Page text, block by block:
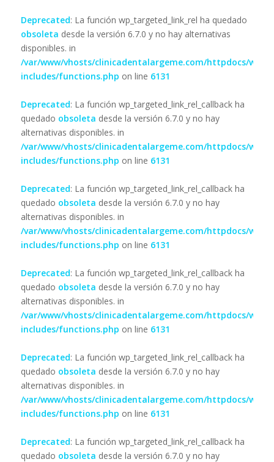
Deprecated: La función wp_targeted_link_rel ha quedado
obsoleta desde la versión 6.7.0 y no hay alternativas
disponibles. in
/var/www/vhosts/clinicadentalargeme.com/httpdocs/wp-
includes/functions.php on line 6131
Deprecated: La función wp_targeted_link_rel_callback ha
quedado obsoleta desde la versión 6.7.0 y no hay
alternativas disponibles. in
/var/www/vhosts/clinicadentalargeme.com/httpdocs/wp-
includes/functions.php on line 6131
Deprecated: La función wp_targeted_link_rel_callback ha
quedado obsoleta desde la versión 6.7.0 y no hay
alternativas disponibles. in
/var/www/vhosts/clinicadentalargeme.com/httpdocs/wp-
includes/functions.php on line 6131
Deprecated: La función wp_targeted_link_rel_callback ha
quedado obsoleta desde la versión 6.7.0 y no hay
alternativas disponibles. in
/var/www/vhosts/clinicadentalargeme.com/httpdocs/wp-
includes/functions.php on line 6131
Deprecated: La función wp_targeted_link_rel_callback ha
quedado obsoleta desde la versión 6.7.0 y no hay
alternativas disponibles. in
/var/www/vhosts/clinicadentalargeme.com/httpdocs/wp-
includes/functions.php on line 6131
Deprecated: La función wp_targeted_link_rel_callback ha
quedado obsoleta desde la versión 6.7.0 y no hay